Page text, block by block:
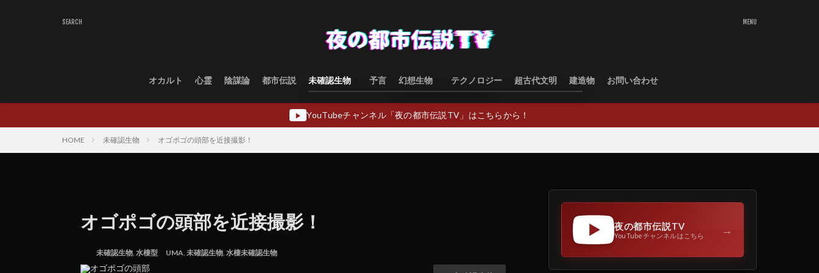
オカルト 心霊 陰謀論 都市伝説 未確認生物
水棲型
類人猿型
飛行生物型
予言 幻想生物
幻想生物日本
幻想生物ヨーロッパ
幻想生物アジア
幻想生物オセアニア
幻想生物中東
テクノロジー 超古代文明 建造物 お問い合わせ
▶ YouTubeチャンネル「夜の都市伝説TV」はこちらから！
HOME 未確認生物 オゴポゴの頭部を近接撮影！
オゴポゴの頭部を近接撮影！
未確認生物, 水棲型 UMA, 未確認生物, 水棲未確認生物
夜の都市伝説TV
YouTubeチャンネルはこちら →